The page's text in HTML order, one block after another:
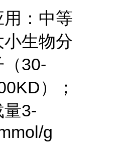
用：中等
小生物分
30-
）；
量3-
g